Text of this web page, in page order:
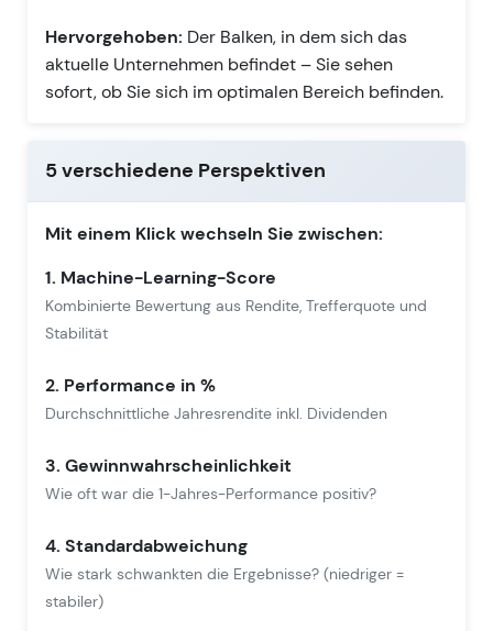
Hervorgehoben: Der Balken, in dem sich das
aktuelle Unternehmen befindet – Sie sehen
sofort, ob Sie sich im optimalen Bereich befinden.
5 verschiedene Perspektiven
Mit einem Klick wechseln Sie zwischen:
1. Machine-Learning-Score
Kombinierte Bewertung aus Rendite, Trefferquote und
Stabilität
2. Performance in %
Durchschnittliche Jahresrendite inkl. Dividenden
3. Gewinnwahrscheinlichkeit
Wie oft war die 1-Jahres-Performance positiv?
4. Standardabweichung
Wie stark schwankten die Ergebnisse? (niedriger =
stabiler)